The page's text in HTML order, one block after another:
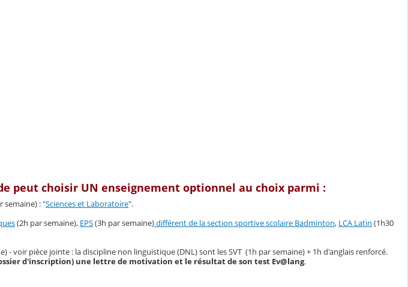
peut choisir UN enseignement optionnel au choix parmi :
: "Sciences et Laboratoire".
(2h par semaine), EPS(3h par semaine)différent de la section sportive scolaire Badminton, LCA Latin (1h30
- voir pièce jointe : la discipline non linguistique (DNL) sont les SVT (1h par semaine) + 1h d'anglais renforcé.
d'inscription) une lettre de motivation et le résultat de son test Ev@lang.